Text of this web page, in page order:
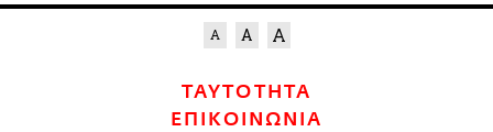
ΤΑΥΤΟΤΗΤΑ
ΕΠΙΚΟΙΝΩΝΙΑ